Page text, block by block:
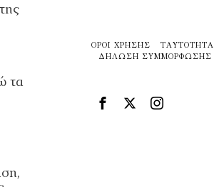
τα
ΌΡΟΙ ΧΡΉΣΗΣ ΤΑΥΤΌΤΗΤΑ
ΔΉΛΩΣΗ ΣΥΜΜΌΡΦΩΣΗΣ